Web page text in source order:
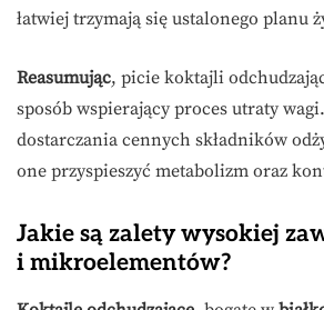
łatwiej trzymają się ustalonego planu
Reasumując, picie koktajli
sposób wspierający proces utraty
dostarczania cennych składników
one przyspieszyć metabolizm oraz
Jakie są zalety wysokiej
i mikroelementów?